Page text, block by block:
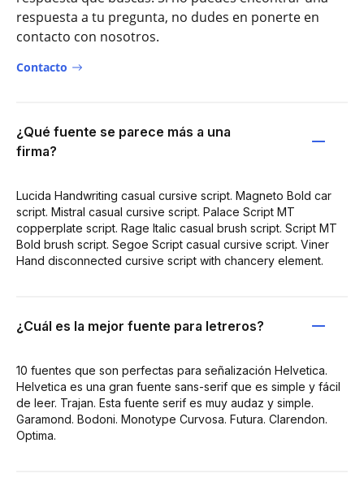
respuesta a tu pregunta, no dudes en ponerte en
contacto con nosotros.
Contacto
¿Qué fuente se parece más a una
firma?
Lucida Handwriting casual cursive script. Magneto Bold car
script. Mistral casual cursive script. Palace Script MT
copperplate script. Rage Italic casual brush script. Script MT
Bold brush script. Segoe Script casual cursive script. Viner
Hand disconnected cursive script with chancery element.
¿Cuál es la mejor fuente para letreros?
10 fuentes que son perfectas para señalización Helvetica.
Helvetica es una gran fuente sans-serif que es simple y fácil
de leer. Trajan. Esta fuente serif es muy audaz y simple.
Garamond. Bodoni. Monotype Curvosa. Futura. Clarendon.
Optima.